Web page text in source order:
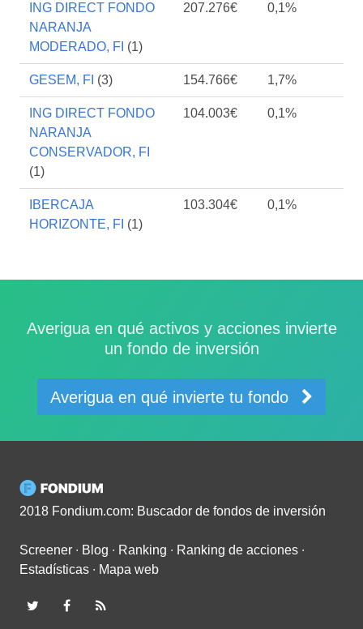
ING DIRECT FONDO
NARANJA
MODERADO, FI (1)
207.276€ 0,1%
GESEM, FI (3) 154.766€ 1,7%
ING DIRECT FONDO
NARANJA
CONSERVADOR, FI
(1)
104.003€ 0,1%
IBERCAJA
HORIZONTE, FI (1)
103.304€ 0,1%
Averigua en qué activos y acciones invierte
un fondo de inversión
Averigua en qué invierte tu fondo
2018 Fondium.com: Buscador de fondos de inversión
Screener ∙ Blog ∙ Ranking ∙ Ranking de acciones ∙
Estadísticas ∙ Mapa web